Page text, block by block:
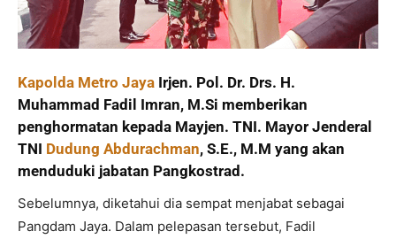
Kapolda Metro Jaya Irjen. Pol. Dr. Drs. H.
Muhammad Fadil Imran, M.Si memberikan
penghormatan kepada Mayjen. TNI. Mayor Jenderal
TNI Dudung Abdurachman, S.E., M.M yang akan
menduduki jabatan Pangkostrad.
Sebelumnya, diketahui dia sempat menjabat sebagai
Pangdam Jaya. Dalam pelepasan tersebut, Fadil